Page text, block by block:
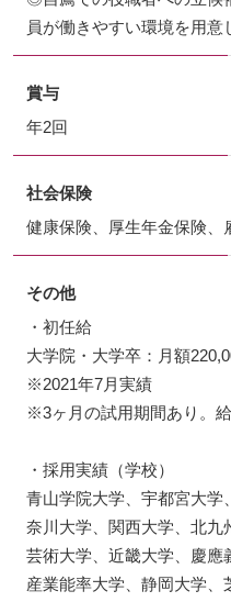
員が働きやすい環境を用意
賞与
年2回
社会保険
健康保険、厚生年金保険、
その他
・初任給
大学院・大学卒：月額
※2021年7月実績
※3ヶ月の試用期間あり。給
・採用実績（学校）
青山学院大学、宇都宮大学
奈川大学、関西大学、北九
芸術大学、近畿大学、慶應
産業能率大学、静岡大学、